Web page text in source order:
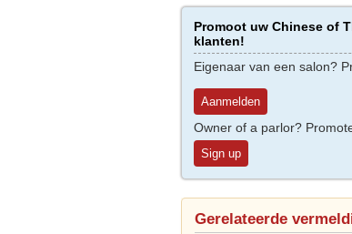
Promoot uw Chinese of
klanten!
Eigenaar van een salon?
Aanmelden
Owner of a parlor?
Sign up
Gerelateerde